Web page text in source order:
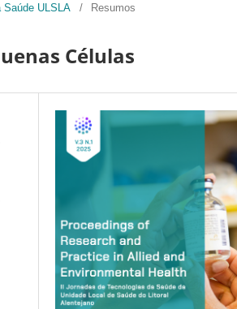
Saúde ULSLA / Resumos
Células